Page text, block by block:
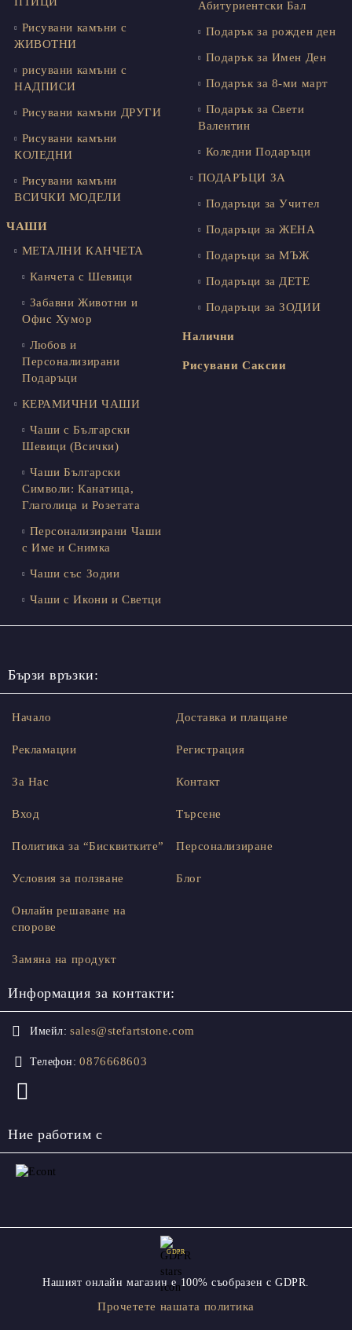
Рисувани камъни с
ЖИВОТНИ
рисувани камъни с
НАДПИСИ
Рисувани камъни ДРУГИ
Рисувани камъни
КОЛЕДНИ
Рисувани камъни
ВСИЧКИ МОДЕЛИ
ЧАШИ
МЕТАЛНИ КАНЧЕТА
Канчета с Шевици
Забавни Животни и
Офис Хумор
Любов и
Персонализирани
Подаръци
КЕРАМИЧНИ ЧАШИ
Чаши с Български
Шевици (Всички)
Чаши Български
Символи: Канатица,
Глаголица и Розетата
Персонализирани Чаши
с Име и Снимка
Чаши със Зодии
Чаши с Икони и Светци
Абитуриентски Бал
Подарък за рожден ден
Подарък за Имен Ден
Подарък за 8-ми март
Подарък за Свети
Валентин
Коледни Подаръци
ПОДАРЪЦИ ЗА
Подаръци за Учител
Подаръци за ЖЕНА
Подаръци за МЪЖ
Подаръци за ДЕТЕ
Подаръци за ЗОДИИ
Налични
Рисувани Саксии
Бързи връзки:
Начало
Рекламации
За Нас
Вход
Доставка и плащане
Регистрация
Контакт
Търсене
Политика за “Бисквитките”
Условия за ползване
Онлайн решаване на
спорове
Замяна на продукт
Персонализиране
Блог
Информация за контакти:
Имейл: sales@stefartstone.com
Телефон: 0876668603
Ние работим с
GDPR
Нашият онлайн магазин е 100% съобразен с GDPR.
Прочетете нашата политика